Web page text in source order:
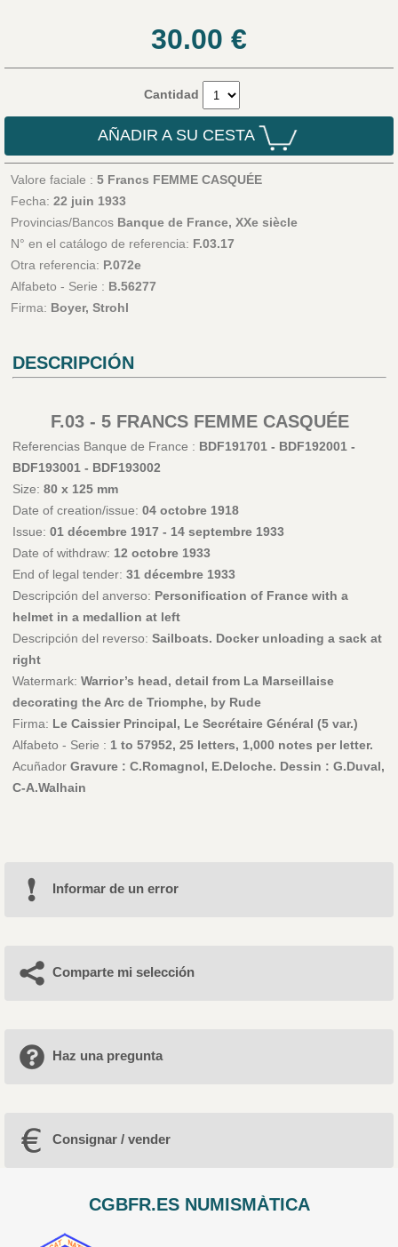
30.00 €
Cantidad
AÑADIR A SU CESTA
Valore faciale : 5 Francs FEMME CASQUÉE
Fecha: 22 juin 1933
Provincias/Bancos Banque de France, XXe siècle
N° en el catálogo de referencia: F.03.17
Otra referencia: P.072e
Alfabeto - Serie : B.56277
Firma: Boyer, Strohl
DESCRIPCIÓN
F.03 - 5 FRANCS FEMME CASQUÉE
Referencias Banque de France : BDF191701 - BDF192001 -
BDF193001 - BDF193002
Size: 80 x 125 mm
Date of creation/issue: 04 octobre 1918
Issue: 01 décembre 1917 - 14 septembre 1933
Date of withdraw: 12 octobre 1933
End of legal tender: 31 décembre 1933
Descripción del anverso: Personification of France with a
helmet in a medallion at left
Descripción del reverso: Sailboats. Docker unloading a sack at
right
Watermark: Warrior’s head, detail from La Marseillaise
decorating the Arc de Triomphe, by Rude
Firma: Le Caissier Principal, Le Secrétaire Général (5 var.)
Alfabeto - Serie : 1 to 57952, 25 letters, 1,000 notes per letter.
Acuñador Gravure : C.Romagnol, E.Deloche. Dessin : G.Duval,
C-A.Walhain
Informar de un error
Comparte mi selección
Haz una pregunta
Consignar / vender
CGBFR.ES NUMISMÀTICA